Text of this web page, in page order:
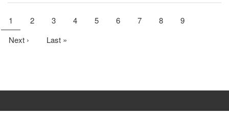
Pagination
Current
page
1 Page
2 Page
3 Page
4 Page
5 Page
6 Page
7 Page
8 Page
9
Next
Next › Last
Last »